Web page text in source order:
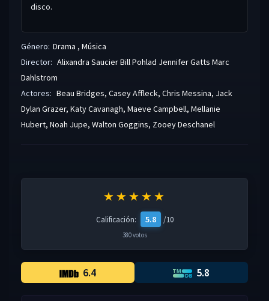
disco.
Género: Drama , Música
Director: Alixandra SaucierBill Pohlad Jennifer Gatts Marc
Dahlstrom
Actores: Beau Bridges, Casey Affleck, Chris Messina, Jack
Dylan Grazer, Katy Cavanagh, Maeve Campbell, Mellanie
Hubert, Noah Jupe, Walton Goggins, Zooey Deschanel
★★★★★
Calificación: 5.8 /10
380 votos
6.4 5.8